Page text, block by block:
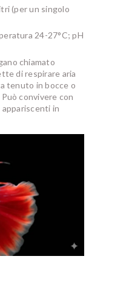
(per un singolo
24-27°C; pH
chiamato
di respirare aria
tenuto in bocce o
convivere con
in